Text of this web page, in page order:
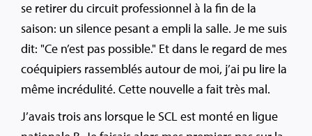
se retirer du circuit professionnel à la fin de la
saison: un silence pesant a empli la salle. Je me suis
dit: "Ce n’est pas possible." Et dans le regard de mes
coéquipiers rassemblés autour de moi, j’ai pu lire la
même incrédulité. Cette nouvelle a fait très mal.
J’avais trois ans lorsque le SCL est monté en ligue